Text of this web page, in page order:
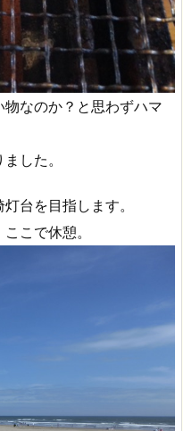
物なのか？と思わずハマ
した。
台を目指します。
こで休憩。